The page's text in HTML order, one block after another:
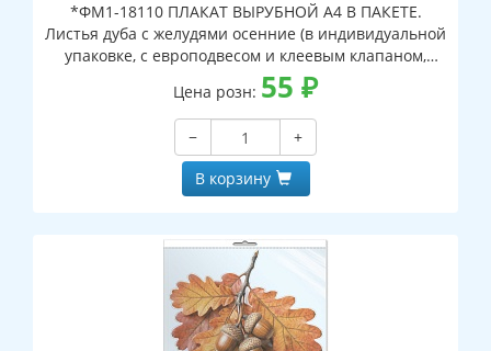
*ФМ1-18110 ПЛАКАТ ВЫРУБНОЙ А4 В ПАКЕТЕ.
Листья дуба с желудями осенние (в индивидуальной
упаковке, с европодвесом и клеевым клапаном,
двухсторонний, ВД-лак)
Цена розн: 55 ₽
−
+
В корзину